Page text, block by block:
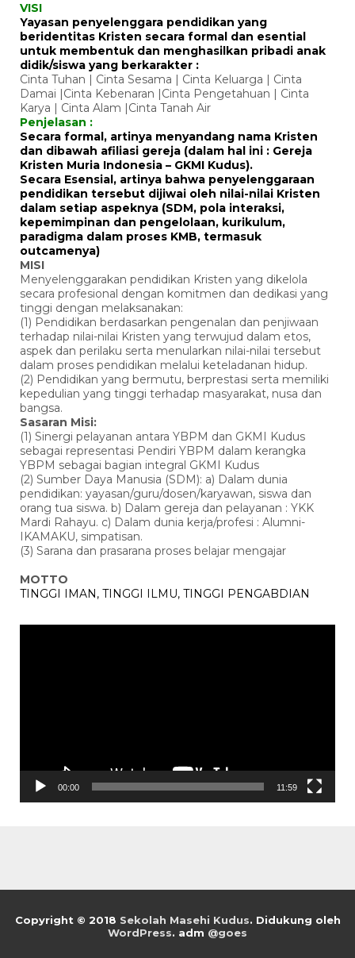
VISI
Yayasan penyelenggara pendidikan yang
beridentitas Kristen secara formal dan esential
untuk membentuk dan menghasilkan pribadi anak
didik/siswa yang berkarakter :
Cinta Tuhan | Cinta Sesama | Cinta Keluarga | Cinta
Damai |Cinta Kebenaran |Cinta Pengetahuan | Cinta
Karya | Cinta Alam |Cinta Tanah Air
Penjelasan :
Secara formal, artinya menyandang nama Kristen
dan dibawah afiliasi gereja (dalam hal ini : Gereja
Kristen Muria Indonesia – GKMI Kudus).
Secara Esensial, artinya bahwa penyelenggaraan
pendidikan tersebut dijiwai oleh nilai-nilai Kristen
dalam setiap aspeknya (SDM, pola interaksi,
kepemimpinan dan pengelolaan, kurikulum,
paradigma dalam proses KMB, termasuk
outcamenya)
MISI
Menyelenggarakan pendidikan Kristen yang dikelola
secara profesional dengan komitmen dan dedikasi yang
tinggi dengan melaksanakan:
(1) Pendidikan berdasarkan pengenalan dan penjiwaan
terhadap nilai-nilai Kristen yang terwujud dalam etos,
aspek dan perilaku serta menularkan nilai-nilai tersebut
dalam proses pendidikan melalui keteladanan hidup.
(2) Pendidikan yang bermutu, berprestasi serta memiliki
kepedulian yang tinggi terhadap masyarakat, nusa dan
bangsa.
Sasaran Misi:
(1) Sinergi pelayanan antara YBPM dan GKMI Kudus
sebagai representasi Pendiri YBPM dalam kerangka
YBPM sebagai bagian integral GKMI Kudus
(2) Sumber Daya Manusia (SDM): a) Dalam dunia
pendidikan: yayasan/guru/dosen/karyawan, siswa dan
orang tua siswa. b) Dalam gereja dan pelayanan : YKK
Mardi Rahayu. c) Dalam dunia kerja/profesi : Alumni-
IKAMAKU, simpatisan.
(3) Sarana dan prasarana proses belajar mengajar
MOTTO
TINGGI IMAN, TINGGI ILMU, TINGGI PENGABDIAN
00:00 11:59
Copyright © 2018 Sekolah Masehi Kudus. Didukung oleh
WordPress. adm @goes